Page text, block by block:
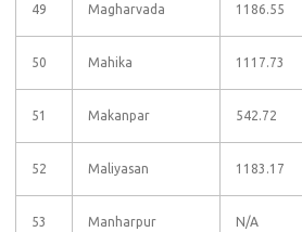
49 Magharvada 1186.55
50 Mahika 1117.73
51 Makanpar 542.72
52 Maliyasan 1183.17
53 Manharpur N/A